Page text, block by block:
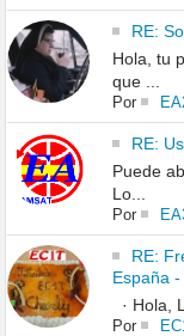
RE:
Hola, tu
que ...
Por
RE:
Puede
Lo...
Por
RE:
España
· Hola,
Por